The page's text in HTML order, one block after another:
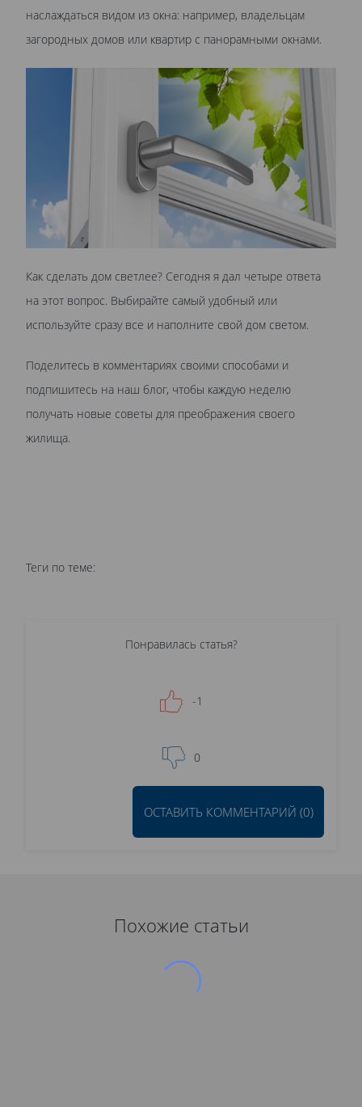
наслаждаться видом из окна: например, владельцам
загородных домов или квартир с панорамными окнами.
Как сделать дом светлее? Сегодня я дал четыре ответа
на этот вопрос. Выбирайте самый удобный или
используйте сразу все и наполните свой дом светом.
Поделитесь в комментариях своими способами и
подпишитесь на наш блог, чтобы каждую неделю
получать новые советы для преображения своего
жилища.
Теги по теме:
Понравилась статья?
-1
0
ОСТАВИТЬ КОММЕНТАРИЙ (0)
Похожие статьи